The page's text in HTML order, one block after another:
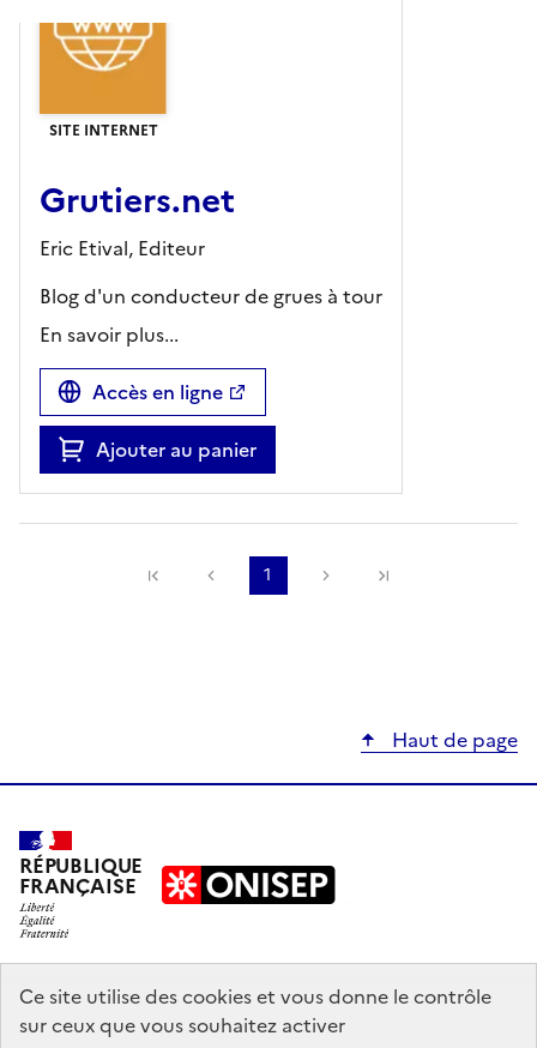
Ce site utilise des cookies et vous donne le contrôle
sur ceux que vous souhaitez activer
SITE INTERNET
Grutiers.net
Eric Etival, Editeur
Blog d'un conducteur de grues à tour
En savoir plus...
Accès en ligne
Ajouter au panier
Précédente
1 Suivante
Haut de page
RÉPUBLIQUE
FRANÇAISE
education.gouv.fr